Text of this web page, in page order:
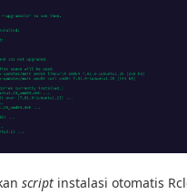
script instalasi otomatis